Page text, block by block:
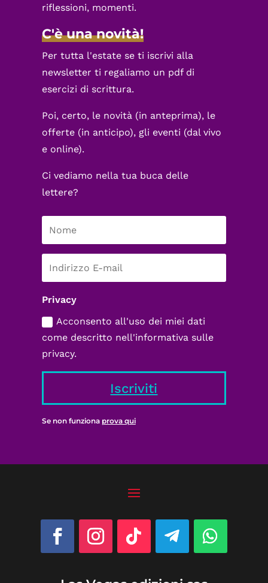
riflessioni, momenti.
C'è una novità!
Per tutta l'estate se ti iscrivi alla
newsletter ti regaliamo un pdf di
esercizi di scrittura.
Poi, certo, le novità (in anteprima), le
offerte (in anticipo), gli eventi (dal vivo
e online).
Ci vediamo nella tua buca delle
lettere?
Privacy
Acconsento all'uso dei miei dati
come descritto nell'informativa sulle
privacy.
Iscriviti
Se non funziona prova qui